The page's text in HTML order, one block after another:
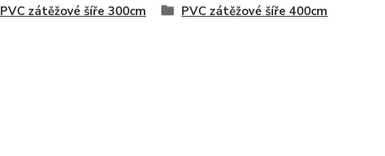
PVC zátěžové šíře 300cm PVC zátěžové šíře 400cm